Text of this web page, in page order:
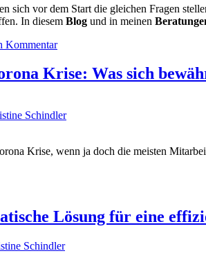
sich vor dem Start die gleichen Fragen
In diesem Blog und in meinen
Kommentar
Krise: Was sich
Schindler
Krise, wenn ja doch die meisten
Lösung für eine
Schindler